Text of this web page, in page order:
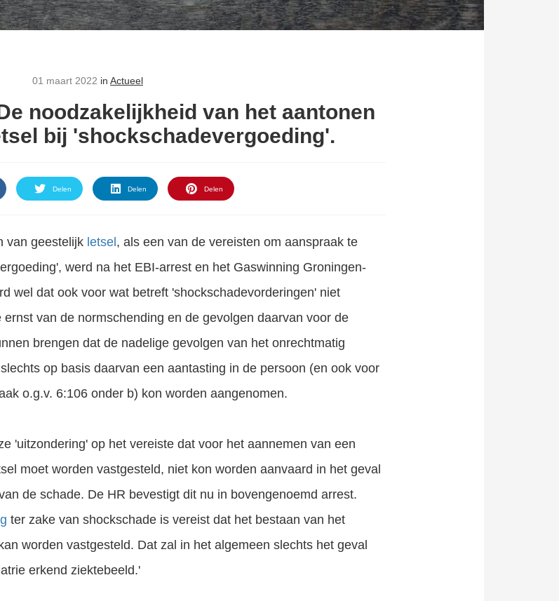
01 maart 2022 in Actueel
noodzakelijkheid van het aantonen
bij 'shockschadevergoeding'.
Delen Delen Delen
van geestelijk letsel , als een van de vereisten om aanspraak te
werd na het EBI-arrest en het Gaswinning Groningen-
wel dat ook voor wat betreft 'shockschadevorderingen' niet
van de normschending en de gevolgen daarvan voor de
brengen dat de nadelige gevolgen van het onrechtmatig
op basis daarvan een aantasting in de persoon (en ook voor
o.g.v. 6:106 onder b) kon worden aangenomen.
'uitzondering' op het vereiste dat voor het aannemen van een
moet worden vastgesteld, niet kon worden aanvaard in het geval
de schade. De HR bevestigt dit nu in bovengenoemd arrest.
ter zake van shockschade is vereist dat het bestaan van het
worden vastgesteld. Dat zal in het algemeen slechts het geval
erkend ziektebeeld.'